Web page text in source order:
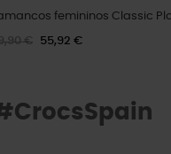
femininos Classic
€ 55,92 €